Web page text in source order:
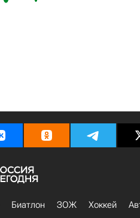
Биатлон ЗОЖ Хоккей